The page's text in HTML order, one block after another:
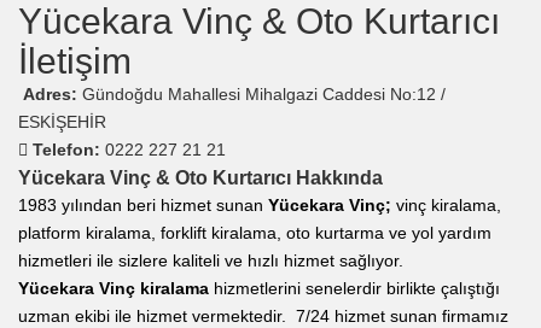
Yücekara Vinç & Oto Kurtarıcı
İletişim
Adres: Gündoğdu Mahallesi Mihalgazi Caddesi No:12 /
ESKİŞEHİR
Telefon: 0222 227 21 21
Yücekara Vinç & Oto Kurtarıcı Hakkında
1983 yılından beri hizmet sunan Yücekara Vinç; vinç kiralama,
platform kiralama, forklift kiralama, oto kurtarma ve yol yardım
hizmetleri ile sizlere kaliteli ve hızlı hizmet sağlıyor.
Yücekara Vinç kiralama hizmetlerini senelerdir birlikte çalıştığı
uzman ekibi ile hizmet vermektedir. 7/24 hizmet sunan firmamız